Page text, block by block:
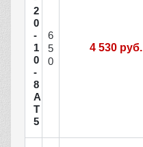
2
0
-
1
0
-
8
А
Т
5
6
5
0
4 530 руб.